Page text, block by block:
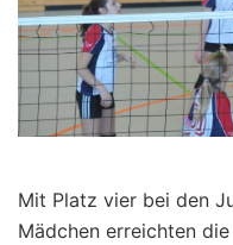
Mit Platz vier bei den
Mädchen erreichten